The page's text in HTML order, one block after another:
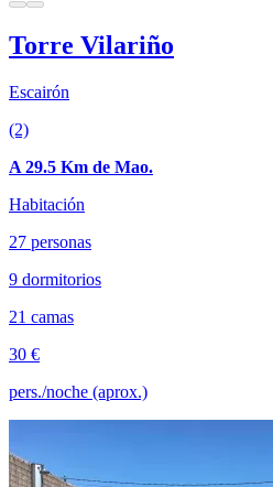
Torre Vilariño
Escairón
(2)
A 29.5 Km de Mao.
Habitación
27 personas
9 dormitorios
21 camas
30 €
pers./noche (aprox.)